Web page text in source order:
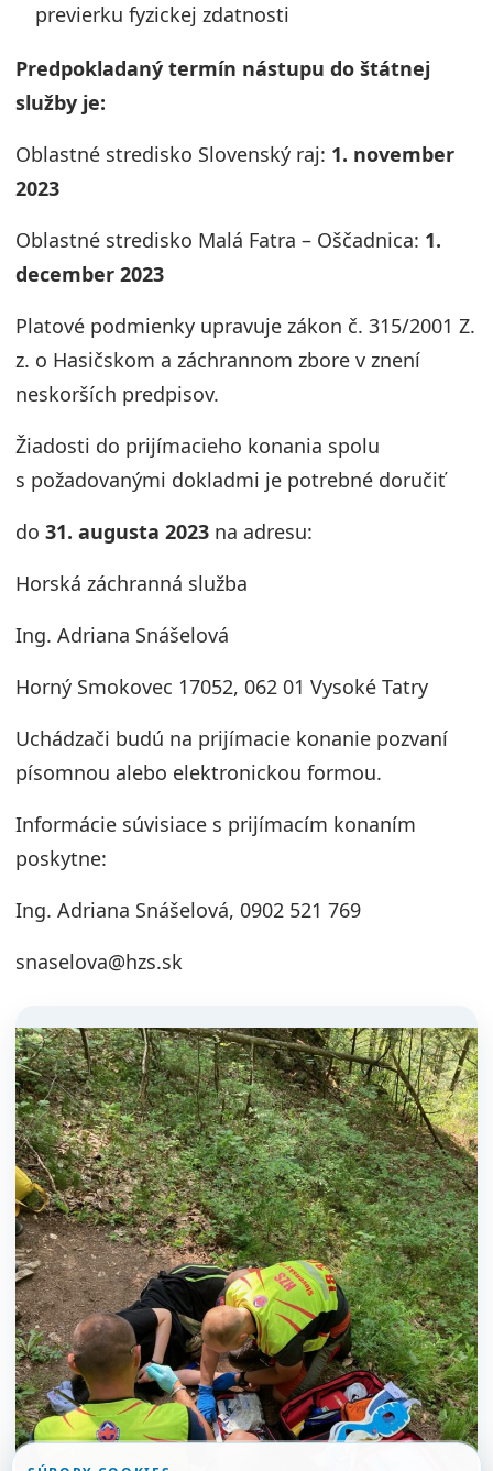
previerku fyzickej zdatnosti
Predpokladaný termín nástupu do štátnej
služby je:
Oblastné stredisko Slovenský raj: 1. november
2023
Oblastné stredisko Malá Fatra – Oščadnica: 1.
december 2023
Platové podmienky upravuje zákon č. 315/2001 Z.
z. o Hasičskom a záchrannom zbore v znení
neskorších predpisov.
Žiadosti do prijímacieho konania spolu
s požadovanými dokladmi je potrebné doručiť
do 31. augusta 2023 na adresu:
Horská záchranná služba
Ing. Adriana Snášelová
Horný Smokovec 17052, 062 01 Vysoké Tatry
Uchádzači budú na prijímacie konanie pozvaní
písomnou alebo elektronickou formou.
Informácie súvisiace s prijímacím konaním
poskytne:
Ing. Adriana Snášelová, 0902 521 769
snaselova@hzs.sk